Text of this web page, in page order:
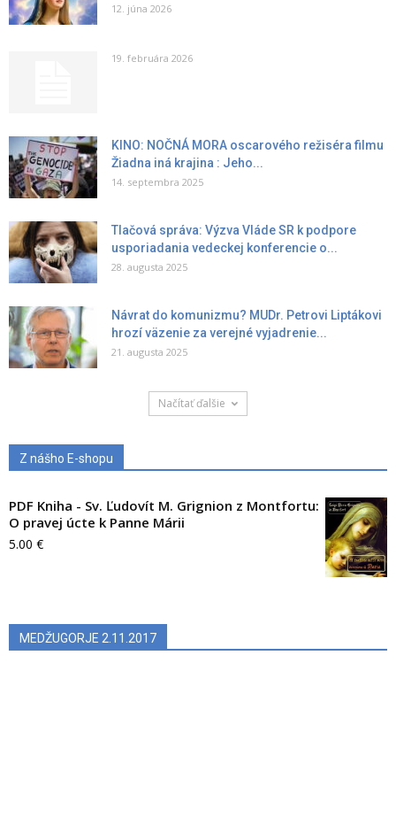
12. júna 2026
19. februára 2026
KINO: NOČNÁ MORA oscarového režiséra filmu
Žiadna iná krajina : Jeho...
14. septembra 2025
Tlačová správa: Výzva Vláde SR k podpore
usporiadania vedeckej konferencie o...
28. augusta 2025
Návrat do komunizmu? MUDr. Petrovi Liptákovi
hrozí väzenie za verejné vyjadrenie...
21. augusta 2025
Načítať ďalšie
Z nášho E-shopu
PDF Kniha - Sv. Ľudovít M. Grignion z Montfortu:
O pravej úcte k Panne Márii
5.00 €
MEDŽUGORJE 2.11.2017